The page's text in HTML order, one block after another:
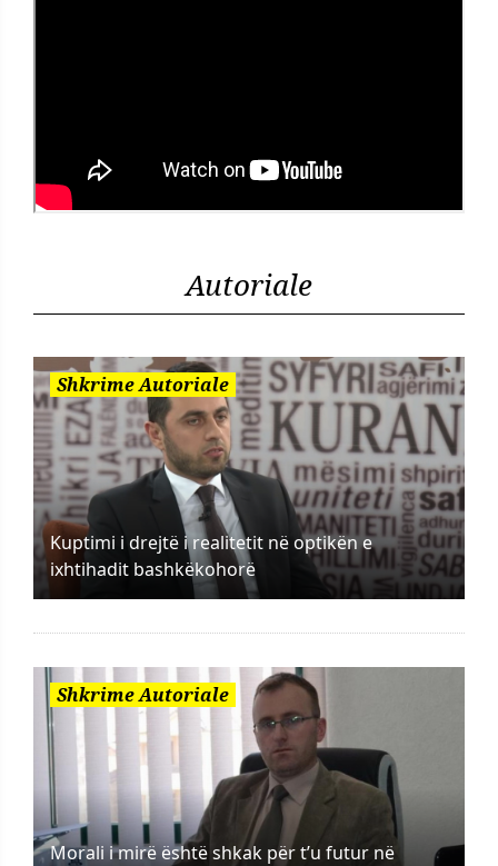
Autoriale
Shkrime Autoriale
Kuptimi i drejtë i realitetit në optikën e
ixhtihadit bashkëkohorë
Shkrime Autoriale
Morali i mirë është shkak për t’u futur në